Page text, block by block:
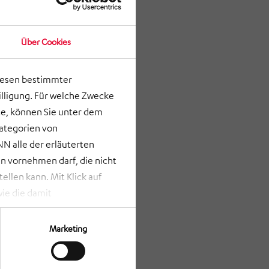
Über Cookies
bestimmter
Für welche Zwecke
können Sie unter dem
von
alle der erläuterten
vornehmen darf, die nicht
kann. Mit Klick auf
die damit
bei Klick auf „ANPASSEN“
nur die Informationen
gestellt werden
Schaltfläche am unteren
Marketing